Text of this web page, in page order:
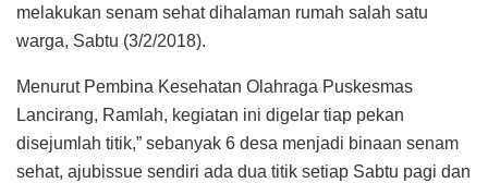
melakukan senam sehat dihalaman rumah salah satu
warga, Sabtu (3/2/2018).
Menurut Pembina Kesehatan Olahraga Puskesmas
Lancirang, Ramlah, kegiatan ini digelar tiap pekan
disejumlah titik,” sebanyak 6 desa menjadi binaan senam
sehat, ajubissue sendiri ada dua titik setiap Sabtu pagi dan